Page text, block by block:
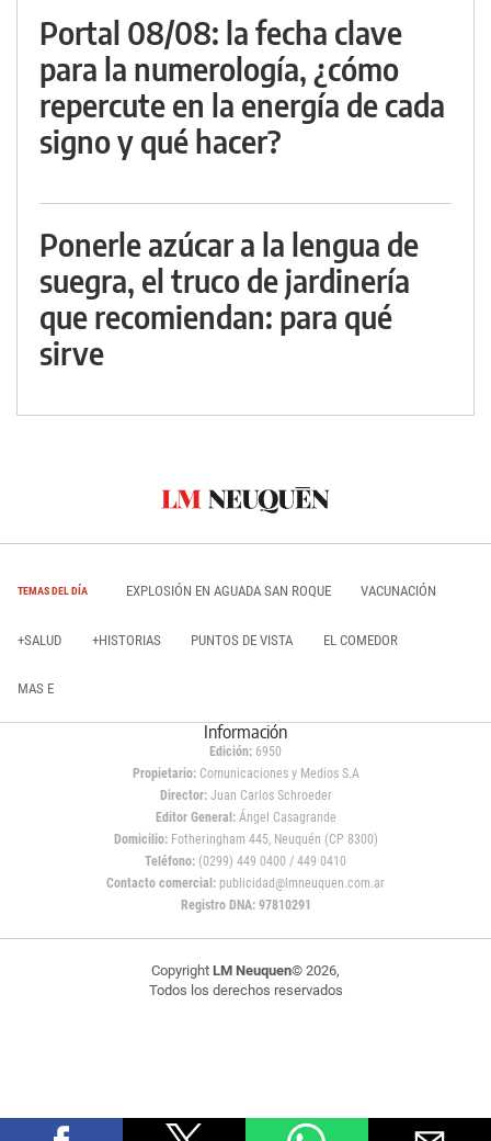
Portal 08/08: la fecha clave
para la numerología, ¿cómo
repercute en la energía de cada
signo y qué hacer?
Ponerle azúcar a la lengua de
suegra, el truco de jardinería
que recomiendan: para qué
sirve
TEMAS DEL DÍA EXPLOSIÓN EN AGUADA SAN ROQUE VACUNACIÓN
+SALUD +HISTORIAS PUNTOS DE VISTA EL COMEDOR
MAS E
Información
Edición: 6950
Propietario:Comunicaciones y Medios S.A
Director: Juan Carlos Schroeder
Editor General:Ángel Casagrande
Domicilio:Fotheringham 445, Neuquén (CP 8300)
Teléfono: (0299) 449 0400 / 449 0410
Contacto comercial: publicidad@lmneuquen.com.ar
Registro DNA: 97810291
Copyright LM Neuquen© 2026,
Todos los derechos reservados